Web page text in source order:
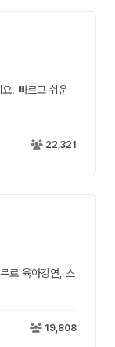
. 빠르고 쉬운
22,321
료 육아강연, 스
19,808